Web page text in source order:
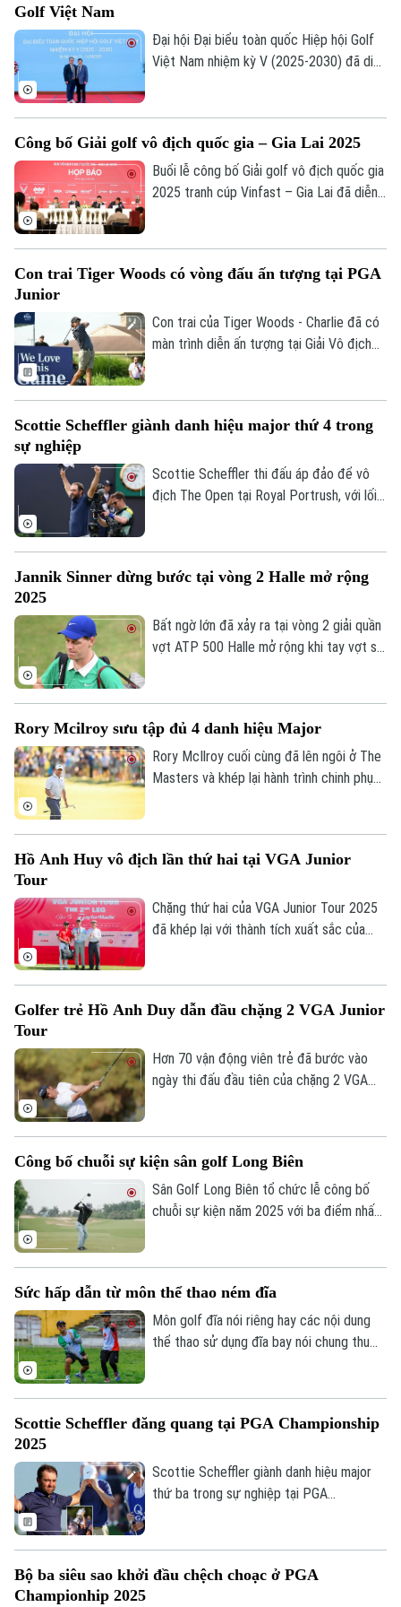
Chuyên mục
Thời sự
Hà Nội
Chính trị
Xã hội
An ninh trật tự
Hà Nội
Nhịp sống Hà Nội
Người Hà Nội
Khoảnh khắc Hà Nội
Ẩm thực
Thế giới
Tin tức
Quân sự
Hồ sơ
Người Việt 4 phương
Kinh tế
Tin tức
Cafe sáng
Tài chính Ngân hàng
Doanh nghiệp
Nhà đất
Tin tức
Đầu tư
Căn hộ
Tàu và Xe
Ô tô
Tàu
Giáo dục
Tin tức
Golf Việt Nam
Đại hội Đại biểu toàn quốc Hiệp hội Golf
Việt Nam nhiệm kỳ V (2025-2030) đã diễn
Công bố Giải golf vô địch quốc gia – Gia Lai 2025
Buổi lễ công bố Giải golf vô địch quốc gia
2025 tranh cúp Vinfast – Gia Lai đã diễn
Games 33 vào cuối năm.
Con trai Tiger Woods có vòng đấu ấn tượng tại PGA
Junior
Con trai của Tiger Woods - Charlie đã có
màn trình diễn ấn tượng tại Giải Vô địch
Scottie Scheffler giành danh hiệu major thứ 4 trong
sự nghiệp
Scottie Scheffler thi đấu áp đảo để vô
địch The Open tại Royal Portrush, với lối
Jannik Sinner dừng bước tại vòng 2 Halle mở rộng
2025
Bất ngờ lớn đã xảy ra tại vòng 2 giải quần
vợt ATP 500 Halle mở rộng khi tay vợt số
Rory Mcilroy sưu tập đủ 4 danh hiệu Major
Rory McIlroy cuối cùng đã lên ngôi ở The
Masters và khép lại hành trình chinh phục
Hồ Anh Huy vô địch lần thứ hai tại VGA Junior
Tour
Chặng thứ hai của VGA Junior Tour 2025
đã khép lại với thành tích xuất sắc của
Golfer trẻ Hồ Anh Duy dẫn đầu chặng 2 VGA Junior
Tour
Hơn 70 vận động viên trẻ đã bước vào
ngày thi đấu đầu tiên của chặng 2 VGA
Công bố chuỗi sự kiện sân golf Long Biên
Sân Golf Long Biên tổ chức lễ công bố
chuỗi sự kiện năm 2025 với ba điểm nhấn
thống giải thưởng Long Biên Golf Course
Awards 2025.
Sức hấp dẫn từ môn thể thao ném đĩa
Môn golf đĩa nói riêng hay các nội dung
thể thao sử dụng đĩa bay nói chung thu
Scottie Scheffler đăng quang tại PGA Championship
2025
Scottie Scheffler giành danh hiệu major
thứ ba trong sự nghiệp tại PGA
Bộ ba siêu sao khởi đầu chệch choạc ở PGA
Championhip 2025